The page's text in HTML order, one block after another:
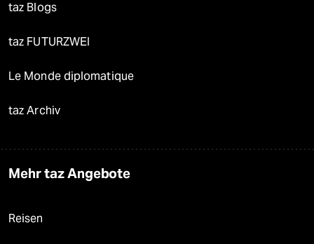
taz Blogs
taz FUTURZWEI
Le Monde diplomatique
taz Archiv
Mehr taz Angebote
Reisen